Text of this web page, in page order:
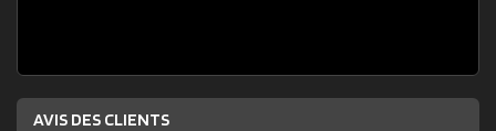
AVIS DES CLIENTS